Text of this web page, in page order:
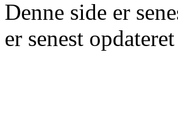
Denne side er
er senest